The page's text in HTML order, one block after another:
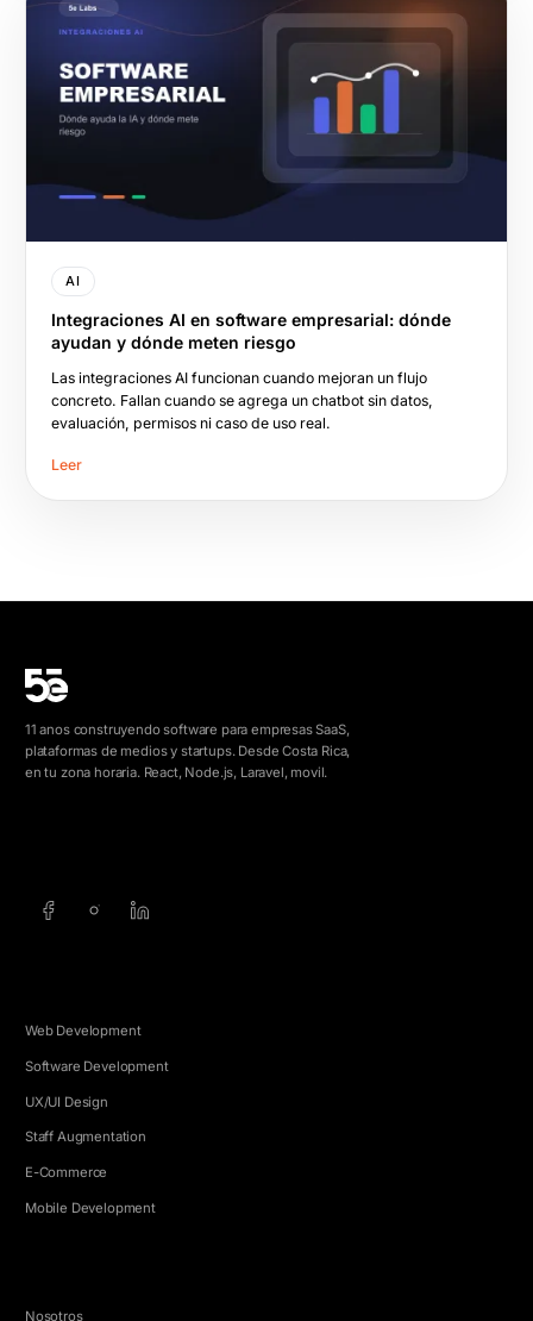
AI
Integraciones AI en software empresarial: dónde
ayudan y dónde meten riesgo
Las integraciones AI funcionan cuando mejoran un flujo
concreto. Fallan cuando se agrega un chatbot sin datos,
evaluación, permisos ni caso de uso real.
Leer
11 anos construyendo software para empresas SaaS,
plataformas de medios y startups. Desde Costa Rica,
en tu zona horaria. React, Node.js, Laravel, movil.
Web Development
Software Development
UX/UI Design
Staff Augmentation
E-Commerce
Mobile Development
Nosotros